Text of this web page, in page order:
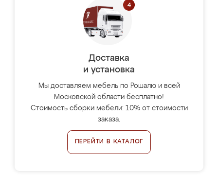
Доставка
и установка
Мы доставляем мебель по Рошалю и всей
Московской области бесплатно!
Стоимость сборки мебели: 10% от стоимости
заказа.
ПЕРЕЙТИ В КАТАЛОГ